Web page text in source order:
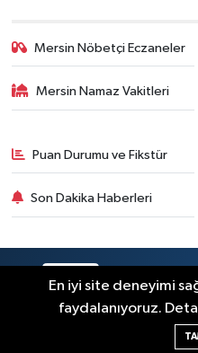
Mersin Nöbetçi Eczaneler
Mersin Namaz Vakitleri
Puan Durumu ve Fikstür
Son Dakika Haberleri
Haber
En iyi site deneyimi
faydalanıyoruz.